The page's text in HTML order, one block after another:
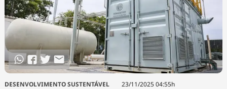
DESENVOLVIMENTO SUSTENTÁVEL 23/11/2025 04:55h